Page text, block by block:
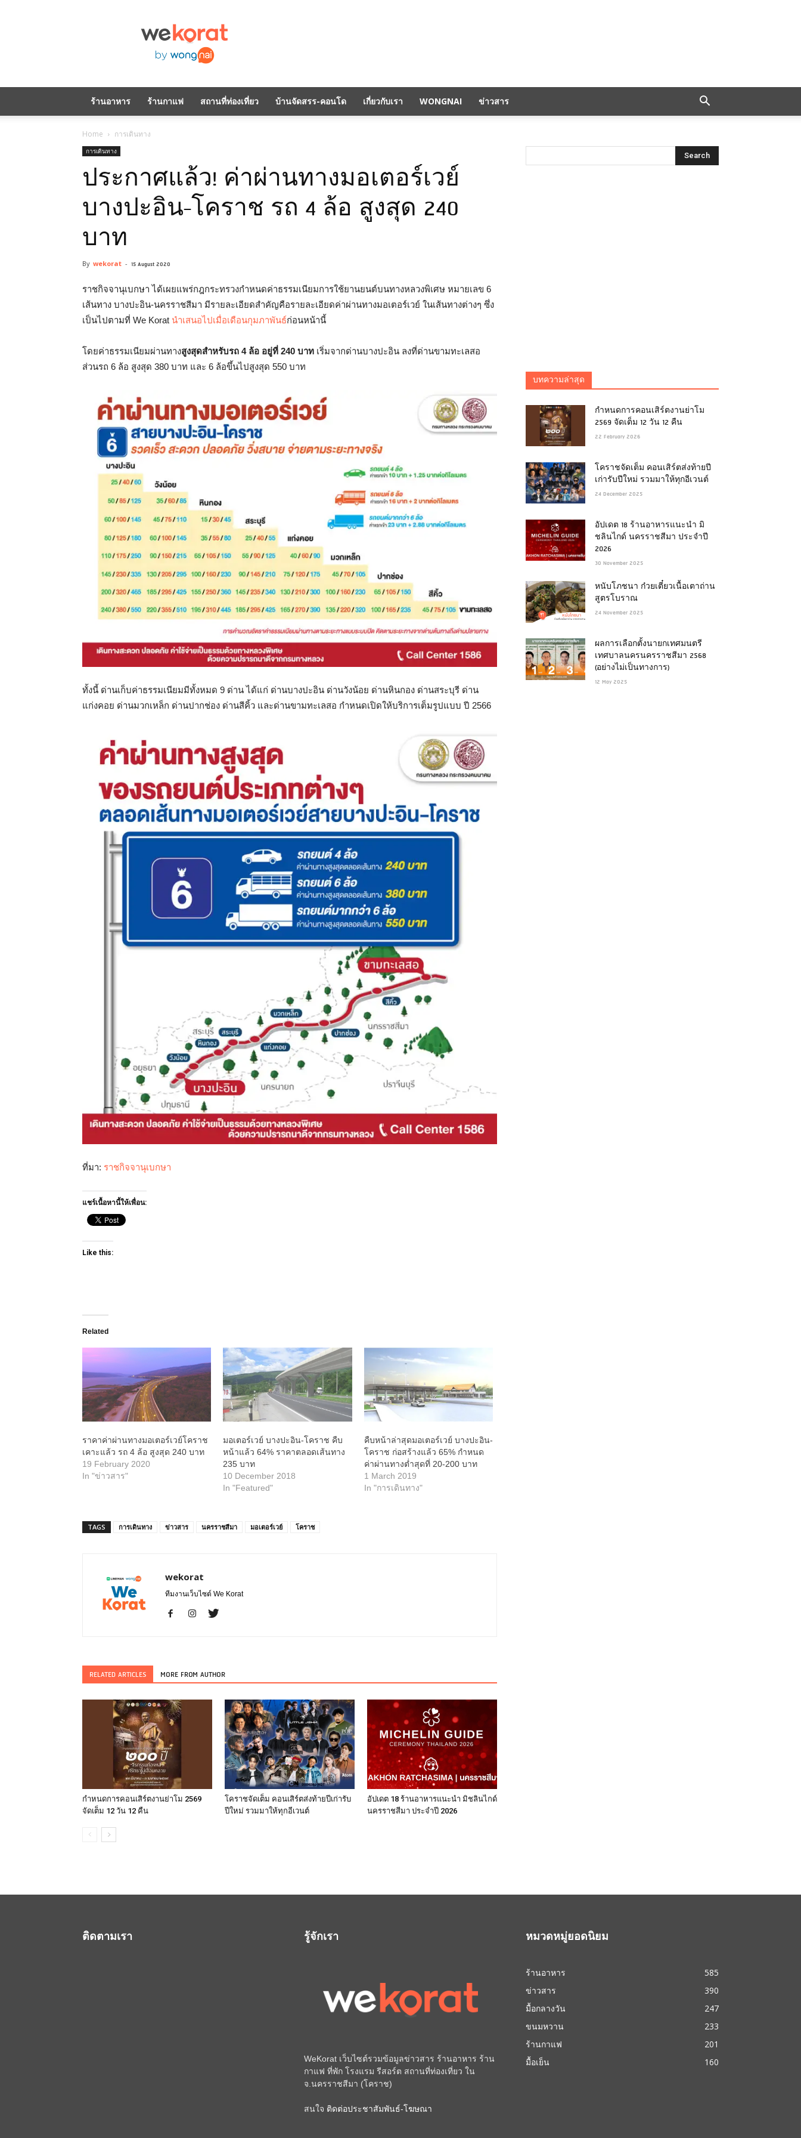
ร้านอาหาร ร้านกาแฟ สถานที่ท่องเที่ยว บ้านจัดสรร-คอนโด เกี่ยวกับเรา WONGNAI ข่าวสาร
Home การเดินทาง
การเดินทาง
ประกาศแล้ว! ค่าผ่านทางมอเตอร์เวย์
บางปะอิน-โคราช รถ 4 ล้อ สูงสุด 240
บาท
By wekorat - 15 August 2020
ราชกิจจานุเบกษา ได้เผยแพร่กฎกระทรวงกำหนดค่าธรรมเนียมการใช้ยานยนต์บนทางหลวงพิเศษ หมายเลข 6
เส้นทาง บางปะอิน-นครราชสีมา มีรายละเอียดสำคัญคือรายละเอียดค่าผ่านทางมอเตอร์เวย์ ในเส้นทางต่างๆ ซึ่ง
เป็นไปตามที่ We Korat นำเสนอไปเมื่อเดือนกุมภาพันธ์ก่อนหน้านี้
โดยค่าธรรมเนียมผ่านทางสูงสุดสำหรับรถ 4 ล้อ อยู่ที่ 240 บาท เริ่มจากด่านบางปะอิน ลงที่ด่านขามทะเลสอ
ส่วนรถ 6 ล้อ สูงสุด 380 บาท และ 6 ล้อขึ้นไปสูงสุด 550 บาท
ทั้งนี้ ด่านเก็บค่าธรรมเนียมมีทั้งหมด 9 ด่าน ได้แก่ ด่านบางปะอิน ด่านวังน้อย ด่านหินกอง ด่านสระบุรี ด่าน
แก่งคอย ด่านมวกเหล็ก ด่านปากช่อง ด่านสีคิ้ว และด่านขามทะเลสอ กำหนดเปิดให้บริการเต็มรูปแบบ ปี 2566
ที่มา: ราชกิจจานุเบกษา
แชร์เนื้อหานี้ให้เพื่อน:
Like this:
Related
ราคาค่าผ่านทางมอเตอร์เวย์โคราช
เคาะแล้ว รถ 4 ล้อ สูงสุด 240 บาท
19 February 2020
In "ข่าวสาร"
มอเตอร์เวย์ บางปะอิน-โคราช คืบ
หน้าแล้ว 64% ราคาตลอดเส้นทาง
235 บาท
10 December 2018
In "Featured"
คืบหน้าล่าสุดมอเตอร์เวย์ บางปะอิน-
โคราช ก่อสร้างแล้ว 65% กำหนด
ค่าผ่านทางต่ำสุดที่ 20-200 บาท
1 March 2019
In "การเดินทาง"
TAGS การเดินทาง ข่าวสาร นครราชสีมา มอเตอร์เวย์ โคราช
wekorat
ทีมงานเว็บไซต์ We Korat
RELATED ARTICLES MORE FROM AUTHOR
กำหนดการคอนเสิร์ตงานย่าโม 2569
จัดเต็ม 12 วัน 12 คืน
โคราชจัดเต็ม คอนเสิร์ตส่งท้ายปีเก่ารับ
ปีใหม่ รวมมาให้ทุกอีเวนต์
อัปเดต 18 ร้านอาหารแนะนำ มิชลินไกด์
นครราชสีมา ประจำปี 2026
บทความล่าสุด
กำหนดการคอนเสิร์ตงานย่าโม
2569 จัดเต็ม 12 วัน 12 คืน
22 February 2026
โคราชจัดเต็ม คอนเสิร์ตส่งท้ายปี
เก่ารับปีใหม่ รวมมาให้ทุกอีเวนต์
24 December 2025
อัปเดต 18 ร้านอาหารแนะนำ มิ
ชลินไกด์ นครราชสีมา ประจำปี
2026
30 November 2025
หนับโภชนา ก๋วยเตี๋ยวเนื้อเตาถ่าน
สูตรโบราณ
24 November 2025
ผลการเลือกตั้งนายกเทศมนตรี
เทศบาลนครนครราชสีมา 2568
(อย่างไม่เป็นทางการ)
12 May 2025
ติดตามเรา รู้จักเรา
WeKorat เว็บไซต์รวมข้อมูลข่าวสาร ร้านอาหาร ร้าน
กาแฟ ที่พัก โรงแรม รีสอร์ต สถานที่ท่องเที่ยว ใน
จ.นครราชสีมา (โคราช)
สนใจ ติดต่อประชาสัมพันธ์-โฆษณา
หมวดหมู่ยอดนิยม
ร้านอาหาร
585
ข่าวสาร
390
มื้อกลางวัน
247
ขนมหวาน
233
ร้านกาแฟ
201
มื้อเย็น
160